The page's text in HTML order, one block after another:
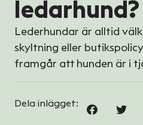
ledarhund?
Lederhundar är alltid
skyltning eller
framgår att hunden är i
Dela inlägget: